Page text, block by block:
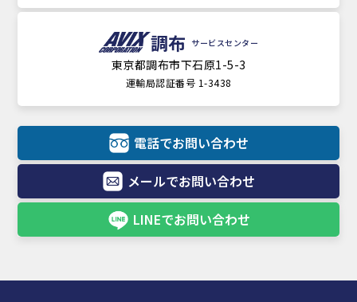
調布 サービスセンター
東京都調布市下石原1-5-3
運輸局認証番号 1-3438
電話でお問い合わせ
メールでお問い合わせ
LINEでお問い合わせ